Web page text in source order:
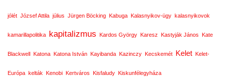
jólét József Attila július Jürgen Böcking Kabuga Kalasnyikov-ügy kalasnyikovok
kamarillapolitika kapitalizmus Kardos György Karesz Kastyják János Kate
Blackwell Katona Katona István Kayibanda Kazinczy Kecskemét Kelet Kelet-
Európa kelták Kenobi Kertváros Kisfaludy Kiskunfélegyháza